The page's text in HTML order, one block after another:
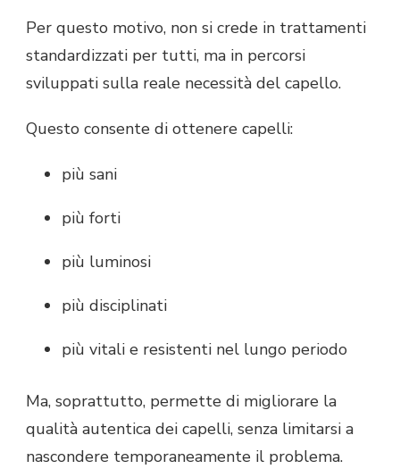
Per questo motivo, non si crede in trattamenti
standardizzati per tutti, ma in percorsi
sviluppati sulla reale necessità del capello.
Questo consente di ottenere capelli:
più sani
più forti
più luminosi
più disciplinati
più vitali e resistenti nel lungo periodo
Ma, soprattutto, permette di migliorare la
qualità autentica dei capelli, senza limitarsi a
nascondere temporaneamente il problema.